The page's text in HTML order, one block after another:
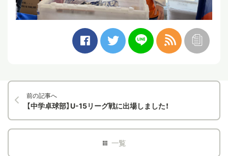
前の記事へ
【中学卓球部】U-15リーグ戦に出場しました！